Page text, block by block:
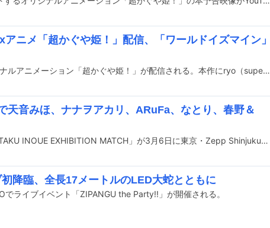
ニメ「超かぐや姫！」配信、「ワールドイズマイン」
2026年1月22日にNetflixでオリジナルアニメーション「超かぐや姫！」が配信される。本作にryo（supercell）、kz（livetune）、40mP、HoneyWorks、Aqu3ra、yuigotが楽曲を提供している。
天音みほ、ナナヲアカリ、ARuFa、なとり、春野＆
TAKU INOUEのライブイベント「TAKU INOUE EXHIBITION MATCH」が3月6日に東京・Zepp Shinjuku（TOKYO）で開催された。
降臨、全長17メートルのLED大蛇とともに
でライブイベント「ZIPANGU the Party!!」が開催される。